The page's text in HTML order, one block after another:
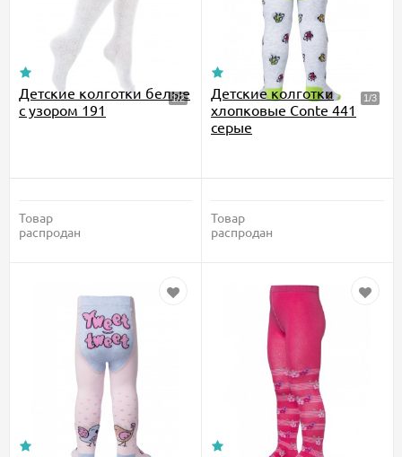
Детские колготки белые
с узором 191
Товар
распродан
Детские колготки
хлопковые Conte 441
серые
Товар
распродан